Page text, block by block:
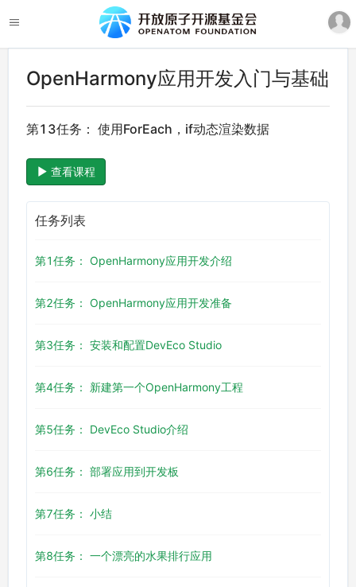
OpenHarmony应用开发入门与基础
第13任务： 使用ForEach，if动态渲染数据
查看课程
任务列表
第1任务： OpenHarmony应用开发介绍
第2任务： OpenHarmony应用开发准备
第3任务： 安装和配置DevEco Studio
第4任务： 新建第一个OpenHarmony工程
第5任务： DevEco Studio介绍
第6任务： 部署应用到开发板
第7任务： 小结
第8任务： 一个漂亮的水果排行应用